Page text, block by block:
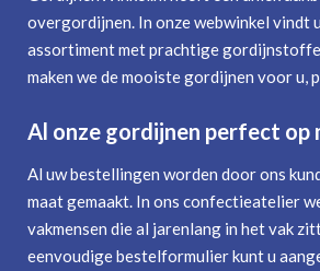
overgordijnen. In onze webwinkel vindt
assortiment met prachtige
maken we de mooiste gordijnen voor u,
Al onze gordijnen perfect op
Al uw bestellingen worden door ons
maat gemaakt. In ons confectieatelier
vakmensen die al jarenlang in het vak
eenvoudige bestelformulier kunt u